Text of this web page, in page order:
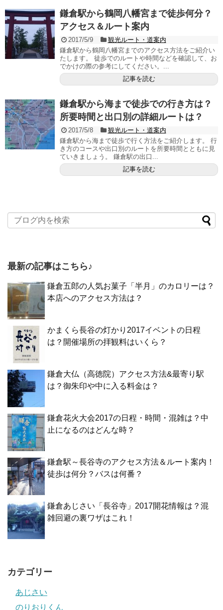
鎌倉駅から鶴岡八幡宮まで徒歩何分？
アクセス＆ルート案内
2017/5/9
観光ルート・道案内
鎌倉駅から鶴岡八幡宮までのアクセス方法をご紹介い
たします。 徒歩でのルートや時間などを確認して、お
でかけの際の参考にしてください。...
記事を読む
鎌倉駅から海まで徒歩での行き方は？
所要時間と出口別の詳細ルートは？
2017/5/8
観光ルート・道案内
鎌倉駅から海まで徒歩で行く方法をご紹介します。 行
き方のコースや出口別のルートを所要時間とともに見
ていきましょう。 鎌倉駅の出口...
記事を読む
最新の記事はこちら♪
鎌倉五郎の人気お菓子「半月」のカロリーは？
本店へのアクセス方法は？
かまくら長谷の灯かり2017イベントの日程
は？開催場所の拝観料はいくら？
鎌倉大仏（高徳院）アクセス方法&最寄り駅
は？御朱印や中に入る料金は？
鎌倉花火大会2017の日程・時間・混雑は？中
止になるのはどんな時？
鎌倉駅～長谷寺のアクセス方法＆ルート案内！
徒歩は何分？バスは何番？
鎌倉あじさい「長谷寺」2017開花情報は？混
雑回避の裏ワザはこれ！
カテゴリー
あじさい
のりおりくん